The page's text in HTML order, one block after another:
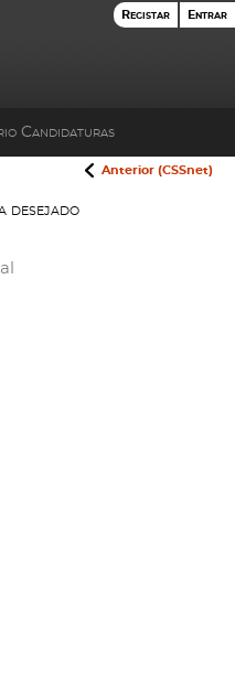
Registar Entrar
Candidaturas
Anterior (CSSnet)
desejado